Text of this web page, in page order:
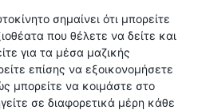
σημαίνει ότι μπορείτε
που θέλετε να δείτε και
για τα μέσα μαζικής
επίσης να εξοικονομήσετε
μπορείτε να κοιμάστε στο
σε διαφορετικά μέρη κάθε